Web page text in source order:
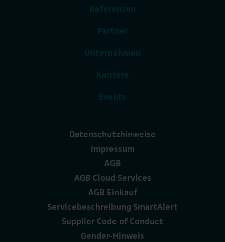
Referenzen
Partner
Unternehmen
Karriere
Events
Datenschutzhinweise
Impressum
AGB
AGB Cloud Services
AGB Einkauf
Servicebeschreibung SmartAlert
Supplier Code of Conduct
Gender-Hinweis